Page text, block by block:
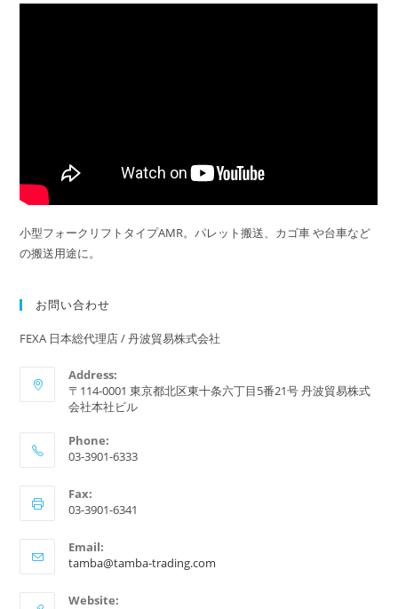
小型フォークリフトタイプAMR。パレット搬送、カゴ車 や台車など
の搬送用途に。
お問い合わせ
FEXA 日本総代理店 / 丹波貿易株式会社
Address:
〒114-0001 東京都北区東十条六丁目5番21号 丹波貿易株式
会社本社ビル
Phone:
03-3901-6333
Fax:
03-3901-6341
Email:
tamba@tamba-trading.com
Website: